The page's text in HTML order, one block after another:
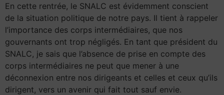
En cette rentrée, le SNALC est évidemment conscient
de la situation politique de notre pays. Il tient à rappeler
l’importance des corps intermédiaires, que nos
gouvernants ont trop négligés. En tant que président du
SNALC, je sais que l’absence de prise en compte des
corps intermédiaires ne peut que mener à une
déconnexion entre nos dirigeants et celles et ceux qu’ils
dirigent, vers un avenir qui fait tout sauf envie.